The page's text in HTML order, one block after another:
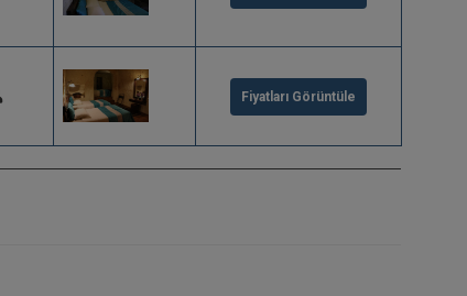
Fiyatları Görüntüle